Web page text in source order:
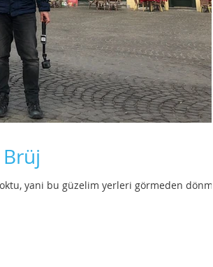
yani bu güzelim yerleri görmeden dönme